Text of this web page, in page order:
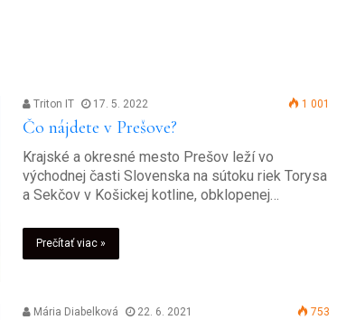
Triton IT 17. 5. 2022 1 001
Čo nájdete v Prešove?
Krajské a okresné mesto Prešov leží vo
východnej časti Slovenska na sútoku riek Torysa
a Sekčov v Košickej kotline, obklopenej…
Prečítať viac »
Mária Diabelková 22. 6. 2021 753